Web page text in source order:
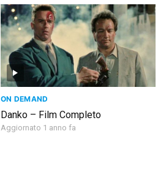
ON DEMAND
Danko – Film Completo
Aggiornato 1 anno fa